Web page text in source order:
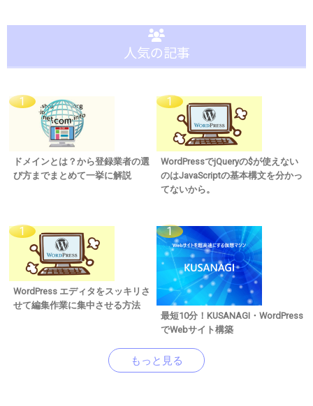
人気の記事
ドメインとは？から登録業者の選
び方までまとめて一挙に解説
WordPressでjQueryの$が使えない
のはJavaScriptの基本構文を分かっ
てないから。
WordPress エディタをスッキリさ
せて編集作業に集中させる方法
最短10分！KUSANAGI・WordPress
でWebサイト構築
もっと見る